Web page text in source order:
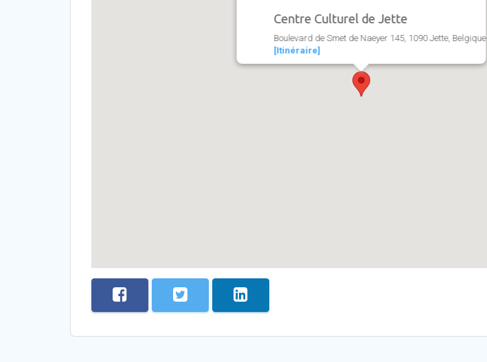
Centre Culturel de Jette
Boulevard de Smet de Naeyer 145, 1090 Jette, Belgique
[Itinéraire]